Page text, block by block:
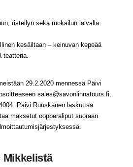
risteilyn sekä ruokailun laivalla
kesäiltaan – keinuvan kepeää
teatteria.
29.2.2020 mennessä Päivi
sales@savonlinnatours.fi,
Päivi Ruuskanen laskuttaa
maksetut oopperaliput suoraan
Mikkelistä